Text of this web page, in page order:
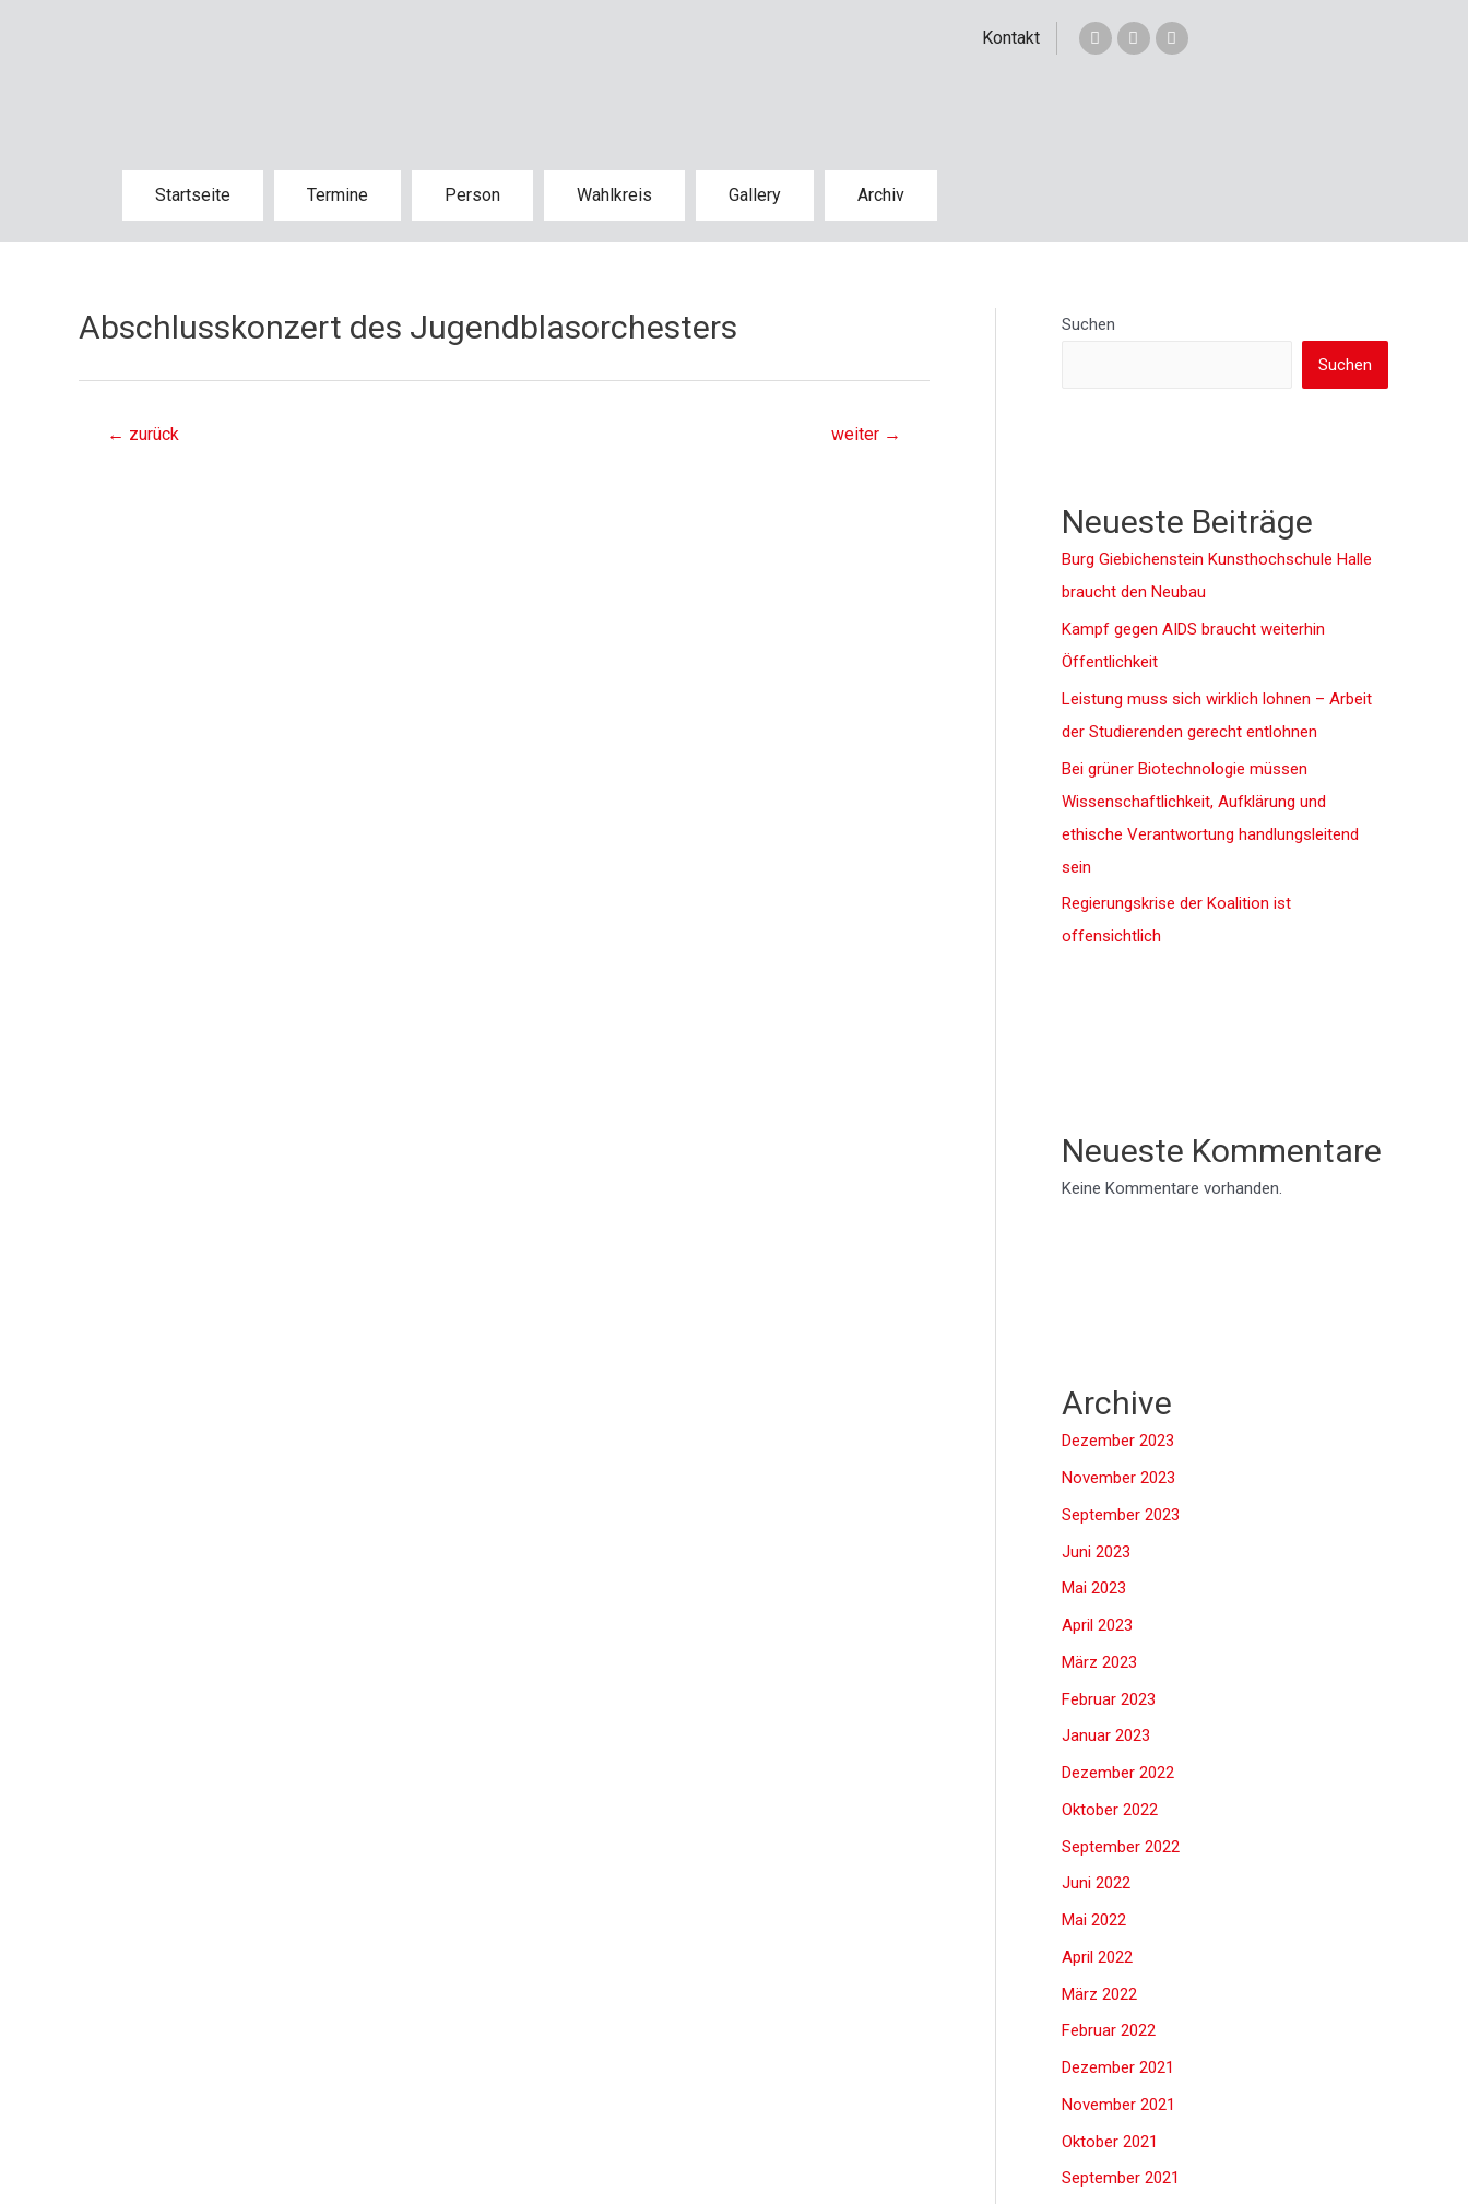
Kontakt
Startseite Termine Person Wahlkreis Gallery Archiv
Abschlusskonzert des Jugendblasorchesters
← zurück weiter →
Suchen
Suchen
Neueste Beiträge
Burg Giebichenstein Kunsthochschule Halle
braucht den Neubau
Kampf gegen AIDS braucht weiterhin
Öffentlichkeit
Leistung muss sich wirklich lohnen – Arbeit
der Studierenden gerecht entlohnen
Bei grüner Biotechnologie müssen
Wissenschaftlichkeit, Aufklärung und
ethische Verantwortung handlungsleitend
sein
Regierungskrise der Koalition ist
offensichtlich
Neueste Kommentare
Keine Kommentare vorhanden.
Archive
Dezember 2023
November 2023
September 2023
Juni 2023
Mai 2023
April 2023
März 2023
Februar 2023
Januar 2023
Dezember 2022
Oktober 2022
September 2022
Juni 2022
Mai 2022
April 2022
März 2022
Februar 2022
Dezember 2021
November 2021
Oktober 2021
September 2021